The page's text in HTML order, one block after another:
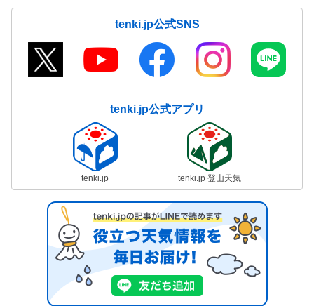
tenki.jp公式SNS
tenki.jp公式アプリ
tenki.jp tenki.jp 登山天気